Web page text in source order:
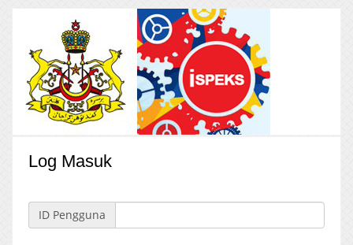
Log Masuk
ID Pengguna